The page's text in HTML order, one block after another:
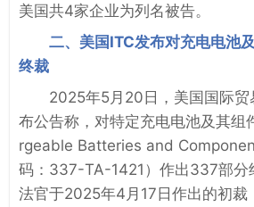
美国共4家企业为列名被告。
二、美国ITC发布对充电电池
终裁
2025年5月20日，美国国际贸
布公告称，对特定充电电池及其
rgeable Batteries and
码：337-TA-1421）作出337部分
法官于2025年4月17日作出的初裁